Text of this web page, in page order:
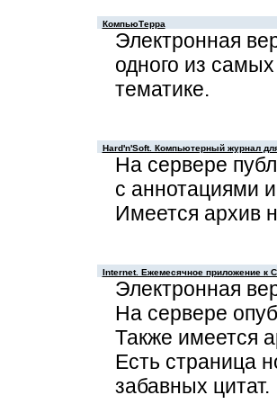
КомпьюТерра
Электронная
одного из
тематике.
Hard'n'Soft. Компьютерный журнал
На сервере
с аннотациями
Имеется архив
Internet. Ежемесячное приложение к
Электронная
На сервере
Также имеется
Есть страница
забавных цитат.